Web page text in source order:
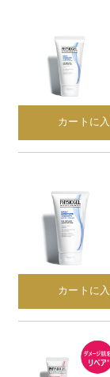
よくある質問
受
カートに
カートに